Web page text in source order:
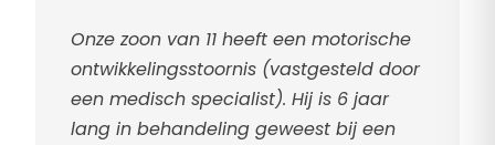
Onze zoon van 11 heeft een motorische
ontwikkelingsstoornis (vastgesteld door
een medisch specialist). Hij is 6 jaar
lang in behandeling geweest bij een